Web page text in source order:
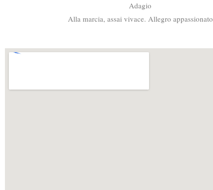
Adagio
Alla marcia, assai vivace. Allegro appassionato